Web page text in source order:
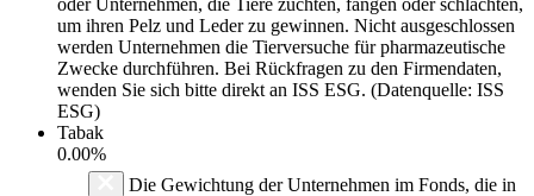
um ihren Pelz und Leder zu gewinnen. Nicht ausgeschlossen
werden Unternehmen die Tierversuche für pharmazeutische
Zwecke durchführen. Bei Rückfragen zu den Firmendaten,
wenden Sie sich bitte direkt an ISS ESG. (Datenquelle: ISS
ESG)
Tabak
0.00%
Die Gewichtung der Unternehmen im Fonds, die in